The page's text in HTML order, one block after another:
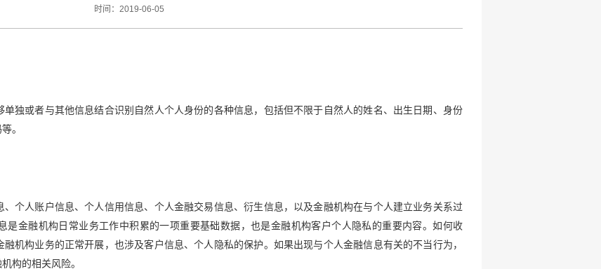
时间：2019-06-05
独或者与其他信息结合识别自然人个人身份的各种信息，包括但不限于自然人的姓名、出生日期、身份
。
个人账户信息、个人信用信息、个人金融交易信息、衍生信息，以及金融机构在与个人建立业务关系过
是金融机构日常业务工作中积累的一项重要基础数据，也是金融机构客户个人隐私的重要内容。如何收
机构业务的正常开展，也涉及客户信息、个人隐私的保护。如果出现与个人金融信息有关的不当行为，
构的相关风险。